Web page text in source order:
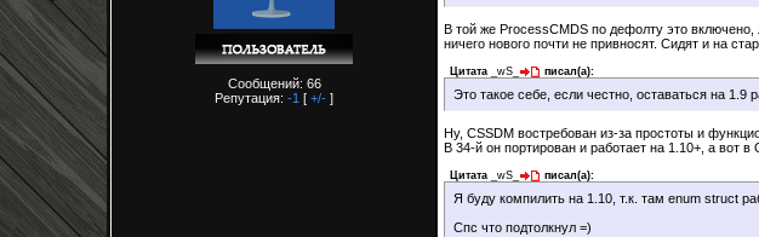
Сообщений: 66
Репутация: -1 [ +/- ]
В той же ProcessCMDS по дефолту это
ничего нового почти не привносят. Сидят и на
Цитата _wS_ писал(а):
Это такое себе, если честно, оставаться на 1.9
Ну, CSSDM востребован из-за простоты и
В 34-й он портирован и работает на 1.10+, а вот в
Цитата _wS_ писал(а):
Я буду компилить на 1.10, т.к. там enum struct
Спс что подтолкнул =)